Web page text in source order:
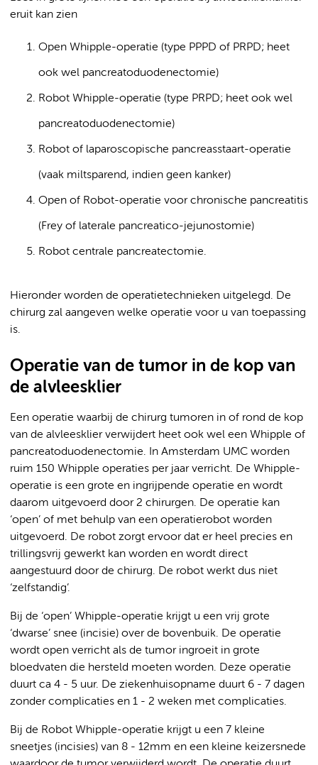
eruit kan zien
Open Whipple-operatie (type PPPD of PRPD; heet
ook wel pancreatoduodenectomie)
Robot Whipple-operatie (type PRPD; heet ook wel
pancreatoduodenectomie)
Robot of laparoscopische pancreasstaart-operatie
(vaak miltsparend, indien geen kanker)
Open of Robot-operatie voor chronische pancreatitis
(Frey of laterale pancreatico-jejunostomie)
Robot centrale pancreatectomie.
Hieronder worden de operatietechnieken uitgelegd. De
chirurg zal aangeven welke operatie voor u van toepassing
is.
Operatie van de tumor in de kop van
de alvleesklier
Een operatie waarbij de chirurg tumoren in of rond de kop
van de alvleesklier verwijdert heet ook wel een Whipple of
pancreatoduodenectomie. In Amsterdam UMC worden
ruim 150 Whipple operaties per jaar verricht. De Whipple-
operatie is een grote en ingrijpende operatie en wordt
daarom uitgevoerd door 2 chirurgen. De operatie kan
‘open’ of met behulp van een operatierobot worden
uitgevoerd. De robot zorgt ervoor dat er heel precies en
trillingsvrij gewerkt kan worden en wordt direct
aangestuurd door de chirurg. De robot werkt dus niet
‘zelfstandig’.
Bij de ‘open’ Whipple-operatie krijgt u een vrij grote
‘dwarse’ snee (incisie) over de bovenbuik. De operatie
wordt open verricht als de tumor ingroeit in grote
bloedvaten die hersteld moeten worden. Deze operatie
duurt ca 4 - 5 uur. De ziekenhuisopname duurt 6 - 7 dagen
zonder complicaties en 1 - 2 weken met complicaties.
Bij de Robot Whipple-operatie krijgt u een 7 kleine
sneetjes (incisies) van 8 - 12mm en een kleine keizersnede